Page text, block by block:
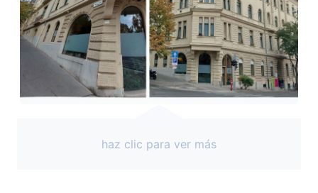
haz clic para ver más